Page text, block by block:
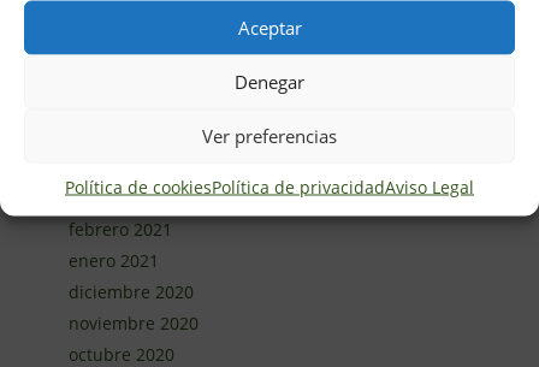
Aceptar
Denegar
Ver preferencias
Política de cookiesPolítica de privacidadAviso Legal
marzo 2021
febrero 2021
enero 2021
diciembre 2020
noviembre 2020
octubre 2020